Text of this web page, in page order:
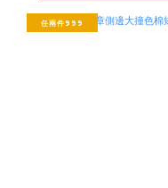
任兩件999